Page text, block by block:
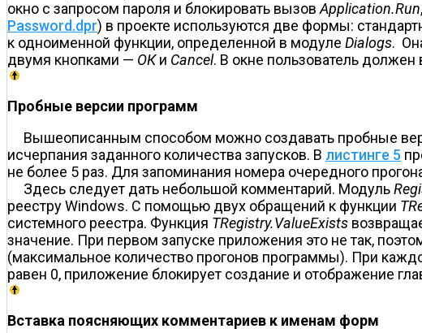
окно с запросом пароля и блокировать вызовApplication.Run
Password.dpr) в проекте используются две формы:
к одноименной функции, определенной в модуле Dialogs.
двумя кнопками — ОКи Cancel. В окне пользователь должен
Пробные версии программ
Вышеописанным способом можно создавать пробные
исчерпания заданного количества запусков. В листинге 5
не более 5 раз. Для запоминания номера очередного
Здесь следует дать небольшой комментарий. Модуль
реестру Windows. С помощью двух обращений к функции
системного реестра. Функция TRegistry.ValueExists
значение. При первом запуске приложения это не так,
(максимальное количество прогонов программы). При
равен 0, приложение блокирует создание и отображение
Вставка поясняющих комментариев к именам форм